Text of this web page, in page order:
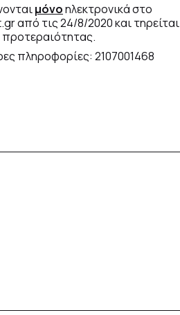
μόνοηλεκτρονικά στο
από τις 24/8/2020 και τηρείται
πληροφορίες: 2107001468